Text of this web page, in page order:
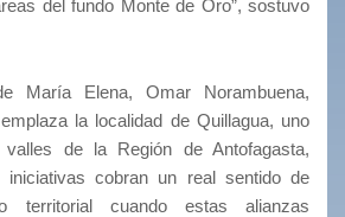
del fundo Monte de Oro”, sostuvo
María Elena, Omar Norambuena,
la localidad de Quillagua, uno
de la Región de Antofagasta,
iniciativas cobran un real sentido de
territorial cuando estas alianzas